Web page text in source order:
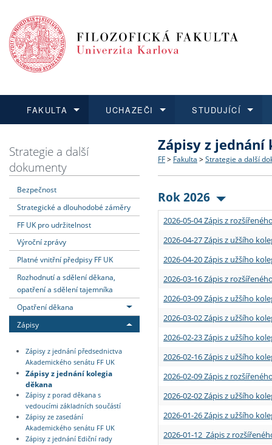
FAKULTA
Dozvědět se více
Struktura a historie
Strategie a další
Podpora a benefity pro
Absolventi fakulty
UCHAZEČI
Podat přihlášku
Co studovat a jak se
Učitelské studijní
Informace k průběhu
STUDUJÍCÍ
Dozvědět se více
Bakalářské a magisterské
Doktorské studium
Rigorózní řízení
Dozvědět se více
O vědě a výzkumu na FF
Akademické kvalifikace
Granty a projekty
Dozvědět se více
Aktuální nabídky a
Vyjíždějící studenti
Přijíždějící studenti
Vyjíždějící zaměstnanci
Strategie a další
dokumenty
Bezpečnost
Strategické a dlouhodobé záměry
FF UK pro udržitelnost
Výroční zprávy
Platné vnitřní předpisy FF UK
Rozhodnutí a sdělení děkana,
opatření a sdělení tajemníka
Opatření děkana
Zápisy
Zápisy z jednání předsednictva
Akademického senátu FF UK
Zápisy z jednání kolegia
děkana
Zápisy z porad děkana s
vedoucími základních součástí
Zápisy ze zasedání
Akademického senátu FF UK
Zápisy z jednání Ediční rady
Zápisy z jednání
FF > Fakulta > Strategie a další
Rok 2026
2026-05-04 Zápis z
2026-04-27 Zápis z užšího
2026-04-20 Zápis z užšího
2026-03-16 Zápis z
2026-03-09 Zápis z užšího
2026-03-02 Zápis z užšího
2026-02-23 Zápis z užšího
2026-02-16 Zápis z užšího
2026-02-09 Zápis z
2026-02-02 Zápis z užšího
2026-01-26 Zápis z užšího
2026-01-12 Zápis z